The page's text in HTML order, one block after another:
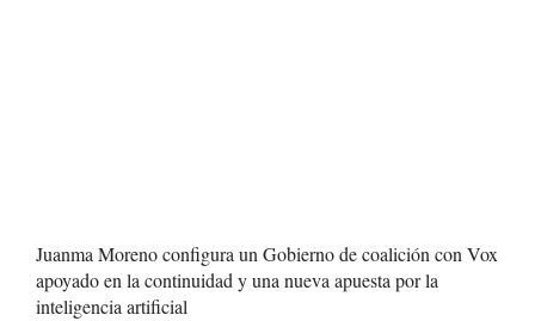
Juanma Moreno configura un Gobierno de coalición con Vox
apoyado en la continuidad y una nueva apuesta por la
inteligencia artificial